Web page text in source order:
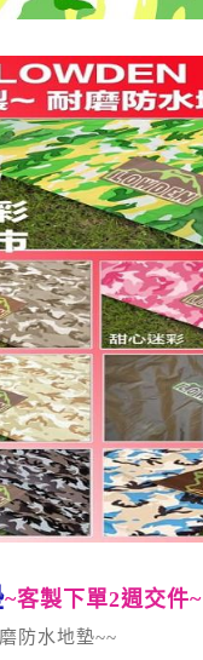
~客製下單2週交件~
防水地墊~~